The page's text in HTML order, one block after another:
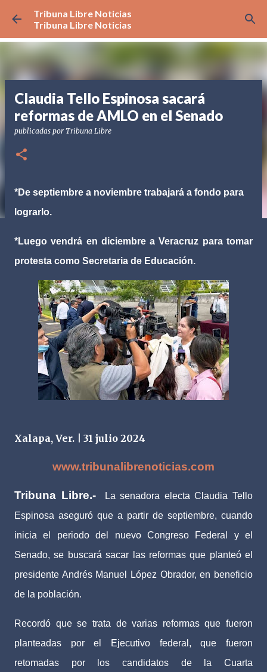
Ir al contenido principal
Tribuna Libre Noticias
Tribuna Libre Noticias
Claudia Tello Espinosa sacará
reformas de AMLO en el Senado
publicadas por Tribuna Libre
*De septiembre a noviembre trabajará a fondo para
lograrlo.
*Luego vendrá en diciembre a Veracruz para tomar
protesta como Secretaria de Educación.
Xalapa, Ver. | 31 julio 2024
www.tribunalibrenoticias.com
Tribuna Libre.-
La senadora electa Claudia Tello
Espinosa aseguró que a partir de septiembre, cuando
inicia el periodo del nuevo Congreso Federal y el
Senado, se buscará sacar las reformas que planteó el
presidente Andrés Manuel López Obrador, en beneficio
de la población.
Recordó que se trata de varias reformas que fueron
planteadas por el Ejecutivo federal, que fueron
retomadas por los candidatos de la Cuarta